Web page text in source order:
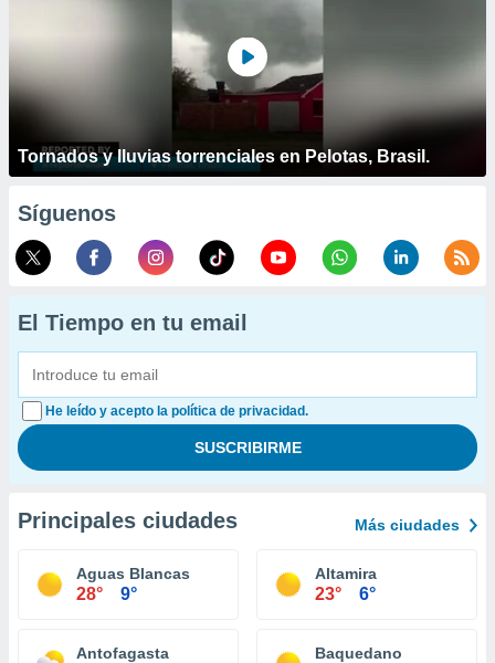
Tornados y lluvias torrenciales en Pelotas, Brasil.
Síguenos
El Tiempo en tu email
He leído y acepto la política de privacidad.
Principales ciudades Más ciudades
Aguas Blancas
28° 9°
Altamira
23° 6°
Antofagasta Baquedano